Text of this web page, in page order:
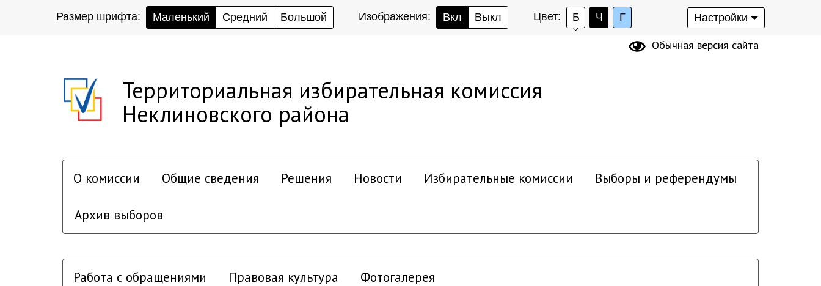
Размер шрифта: Маленький Средний Большой Изображения: Вкл Выкл Цвет: Б Ч Г Настройки
Обычная версия сайта
Территориальная избирательная комиссия
Неклиновского района
О комиссии Общие сведения Решения Новости Избирательные комиссии Выборы и референдумы
Архив выборов
Работа с обращениями Правовая культура Фотогалерея